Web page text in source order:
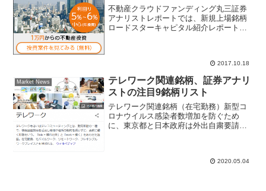
不動産クラウドファンディング丸三証券
アナリストレポートでは、新規上場銘柄
ロードスターキャピタル紹介レポートを
2017.10.18
Market News
テレワーク関連銘柄、証券アナリ
ストの注目9銘柄リスト
テレワーク関連銘柄（在宅勤務）新型コ
ロナウイルス感染者数増加を防ぐため
に、東京都と日本政府は外出自粛要請や
はテレワーク関連銘柄・在宅... 2020.05.04